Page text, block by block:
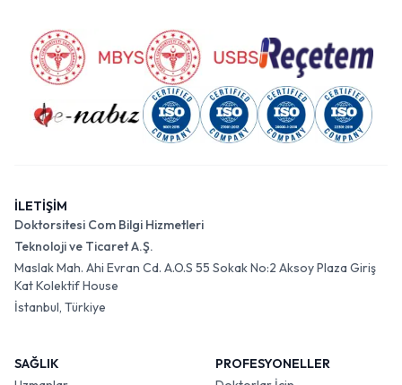
İLETİŞİM
Doktorsitesi Com Bilgi Hizmetleri
Teknoloji ve Ticaret A.Ş.
Maslak Mah. Ahi Evran Cd. A.O.S 55 Sokak No:2 Aksoy Plaza Giriş
Kat Kolektif House
İstanbul, Türkiye
SAĞLIK
PROFESYONELLER